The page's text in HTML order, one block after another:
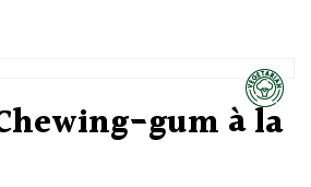
gum à la